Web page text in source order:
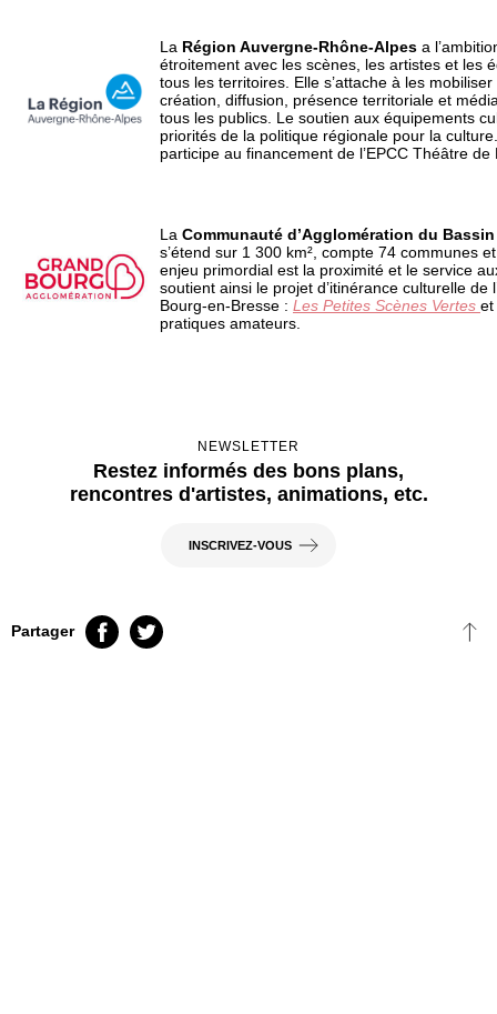
La Région Auvergne-Rhône-Alpes a
étroitement avec les scènes, les artistes et les
tous les territoires. Elle s’attache à les
création, diffusion, présence territoriale et
tous les publics. Le soutien aux équipements
priorités de la politique régionale pour la
participe au financement de l’EPCC Théâtre
La Communauté d’Agglomération du
s’étend sur 1 300 km², compte 74 communes
enjeu primordial est la proximité et le service
soutient ainsi le projet d’itinérance culturelle de
Bourg-en-Bresse : Les Petites Scènes Vertes et
pratiques amateurs.
NEWSLETTER
Restez informés des bons plans,
rencontres d'artistes, animations, etc.
INSCRIVEZ-VOUS
Partager